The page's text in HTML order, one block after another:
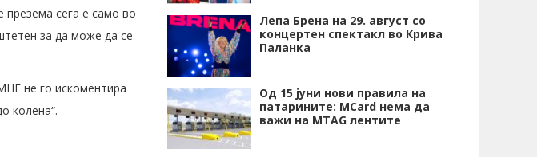
сега е само во
за да може да се
не го искоментира
колена“.
Лепа Брена на 29. август со
концертен спектакл во Крива
Паланка
Од 15 јуни нови правила на
патарините: MCard нема да
важи на MTAG лентите